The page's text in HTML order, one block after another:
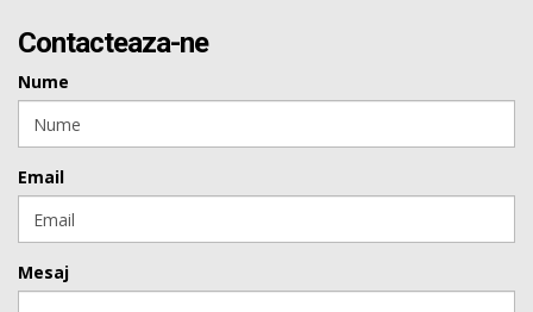
Contacteaza-ne
Nume
Email
Mesaj